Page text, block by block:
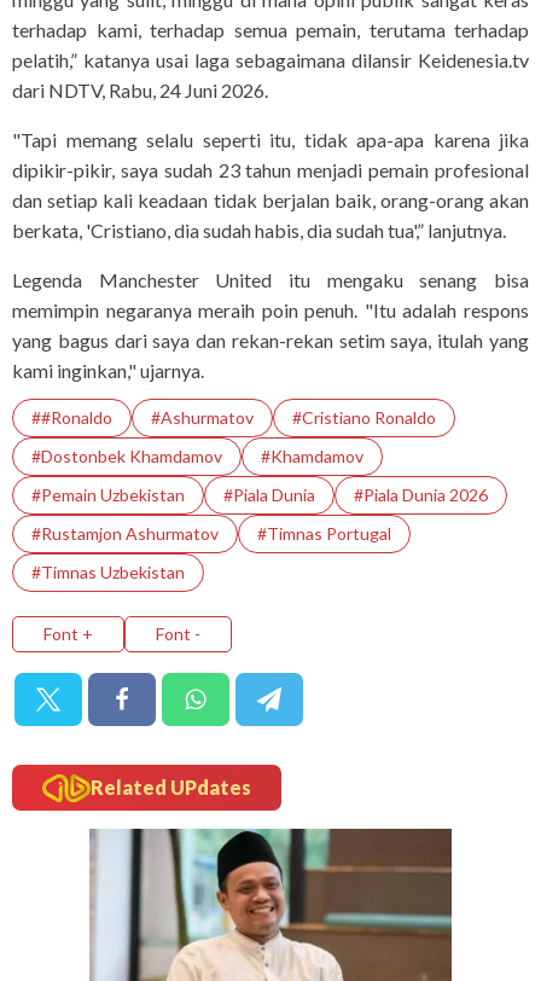
terhadap kami, terhadap semua pemain, terutama terhadap
pelatih,” katanya usai laga sebagaimana dilansir Keidenesia.tv
dari NDTV, Rabu, 24 Juni 2026.
"Tapi memang selalu seperti itu, tidak apa-apa karena jika
dipikir-pikir, saya sudah 23 tahun menjadi pemain profesional
dan setiap kali keadaan tidak berjalan baik, orang-orang akan
berkata, 'Cristiano, dia sudah habis, dia sudah tua',” lanjutnya.
Legenda Manchester United itu mengaku senang bisa
memimpin negaranya meraih poin penuh. "Itu adalah respons
yang bagus dari saya dan rekan-rekan setim saya, itulah yang
kami inginkan," ujarnya.
##Ronaldo #Ashurmatov
#Cristiano Ronaldo
#Dostonbek Khamdamov
#Khamdamov
#pemain Uzbekistan
#Piala Dunia
#Piala Dunia 2026
#Rustamjon Ashurmatov
#Timnas Portugal
#Timnas Uzbekistan
Font + Font -
Related UPdates